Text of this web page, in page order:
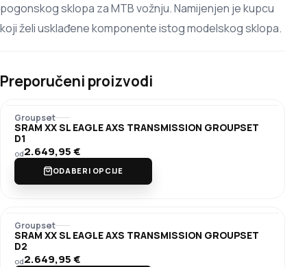
pogonskog sklopa za MTB vožnju. Namijenjen je kupcu
koji želi usklađene komponente istog modelskog sklopa.
Preporučeni proizvodi
Groupset
SRAM XX SL EAGLE AXS TRANSMISSION GROUPSET
D1
od2.649,95€
ODABERI OPCIJE
Groupset
SRAM XX SL EAGLE AXS TRANSMISSION GROUPSET
D2
od2.649,95€